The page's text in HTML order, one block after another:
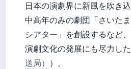
日本の演劇界に新風を吹き込
中高年のみの劇団「さいた
シアター」を創設するなど、
演劇文化の発展にも尽力し
送局） ）。